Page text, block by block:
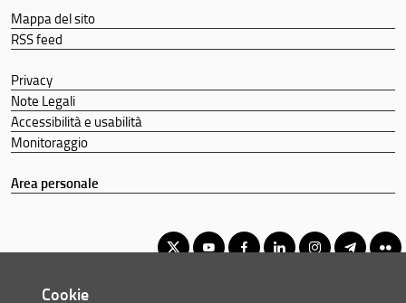
Mappa del sito
RSS feed
Privacy
Note Legali
Accessibilità e usabilità
Monitoraggio
Area personale
Corso di Laurea Magistrale in Lingue e civiltà dell’Asia e dell’Africa
Cookie